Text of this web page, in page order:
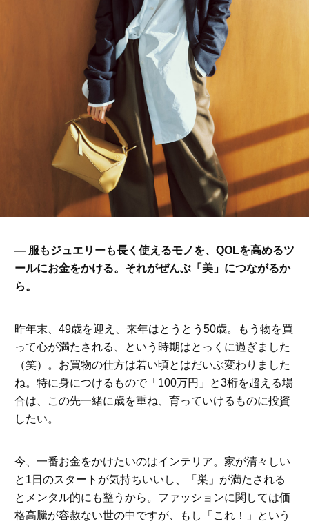
— 服もジュエリーも長く使えるモノを、QOLを高めるツ
ールにお金をかける。それがぜんぶ「美」につながるか
ら。
昨年末、49歳を迎え、来年はとうとう50歳。もう物を買
って心が満たされる、という時期はとっくに過ぎました
（笑）。お買物の仕方は若い頃とはだいぶ変わりました
ね。特に身につけるもので「100万円」と3桁を超える場
合は、この先一緒に歳を重ね、育っていけるものに投資
したい。
今、一番お金をかけたいのはインテリア。家が清々しい
と1日のスタートが気持ちいいし、「巣」が満たされる
とメンタル的にも整うから。ファッションに関しては価
格高騰が容赦ない世の中ですが、もし「これ！」という